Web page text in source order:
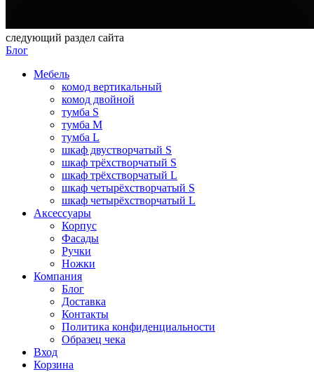
следующий раздел сайта
Блог
Мебель
комод вертикальный
комод двойной
тумба S
тумба M
тумба L
шкаф двустворчатый S
шкаф трёхстворчатый S
шкаф трёхстворчатый L
шкаф четырёхстворчатый S
шкаф четырёхстворчатый L
Аксессуары
Корпус
Фасады
Ручки
Ножки
Компания
Блог
Доставка
Контакты
Политика конфиденциальности
Образец чека
Вход
Корзина